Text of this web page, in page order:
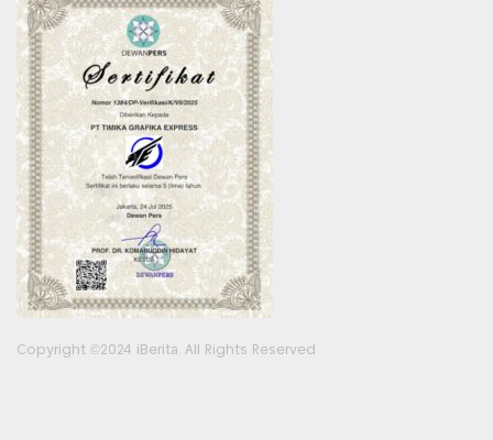
Copyright ©2024 iBerita. All Rights Reserved